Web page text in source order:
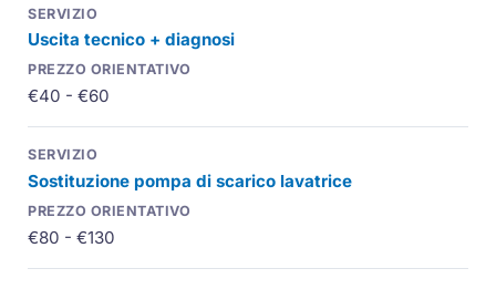
Uscita tecnico + diagnosi
€40 - €60
Sostituzione pompa di scarico lavatrice
€80 - €130